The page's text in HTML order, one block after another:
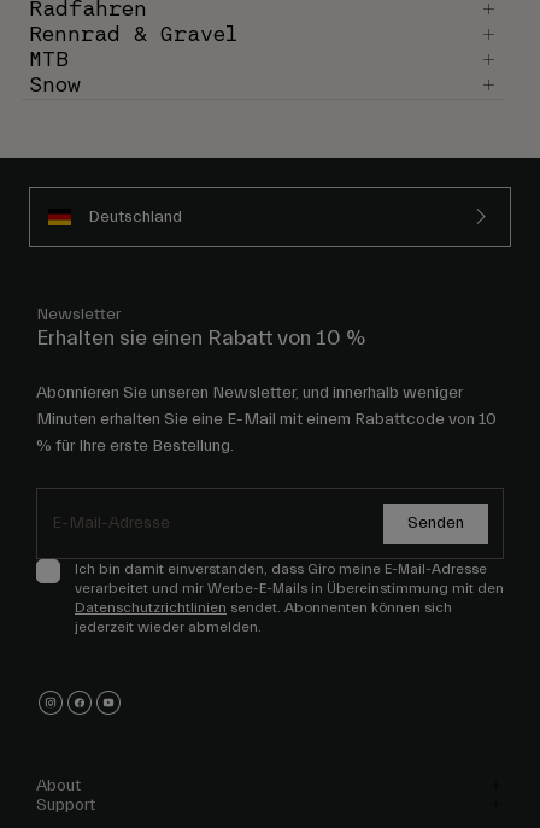
Radfahren
Rennrad & Gravel
MTB
Snow
Deutschland
Newsletter
Erhalten sie einen Rabatt von 10 %
Abonnieren Sie unseren Newsletter, und innerhalb weniger
Minuten erhalten Sie eine E-Mail mit einem Rabattcode von 10
% für Ihre erste Bestellung.
Senden
Ich bin damit einverstanden, dass Giro meine E-Mail-Adresse
verarbeitet und mir Werbe-E-Mails in Übereinstimmung mit den
Datenschutzrichtlinien sendet. Abonnenten können sich
jederzeit wieder abmelden.
About
Support